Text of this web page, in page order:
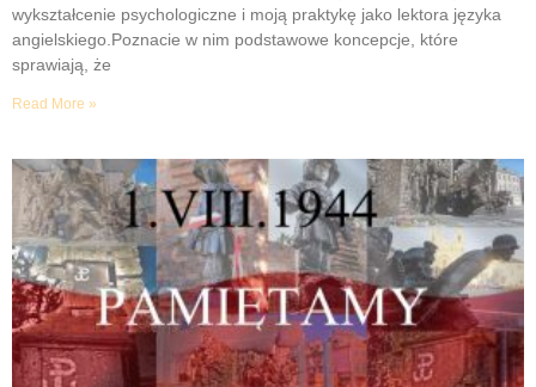
wykształcenie psychologiczne i moją praktykę jako lektora języka
angielskiego.Poznacie w nim podstawowe koncepcje, które
sprawiają, że
Read More »